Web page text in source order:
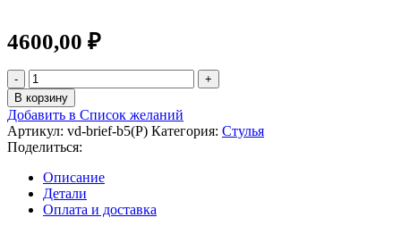
4600,00 ₽
В корзину
Добавить в Список желаний
Артикул: vd-brief-b5(P) Категория: Стулья
Поделиться:
Описание
Детали
Оплата и доставка